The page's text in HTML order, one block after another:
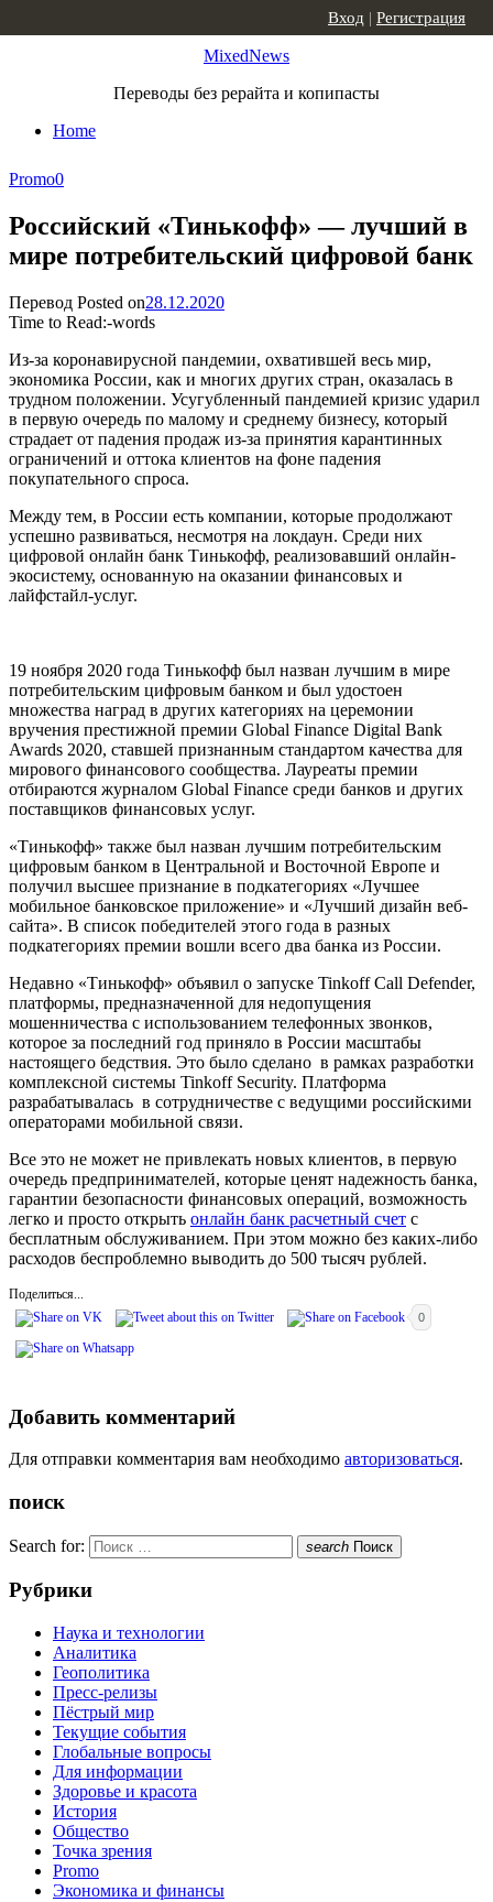
MixedNews
Переводы без рерайта и копипасты
Home
Вход | Регистрация
Promo0
Российский «Тинькофф» — лучший в
мире потребительский цифровой банк
Перевод Posted on28.12.2020
Time to Read:-words
Из-за коронавирусной пандемии, охватившей весь мир,
экономика России, как и многих других стран, оказалась в
трудном положении. Усугубленный пандемией кризис ударил
в первую очередь по малому и среднему бизнесу, который
страдает от падения продаж из-за принятия карантинных
ограничений и оттока клиентов на фоне падения
покупательного спроса.
Между тем, в России есть компании, которые продолжают
успешно развиваться, несмотря на локдаун. Среди них
цифровой онлайн банк Тинькофф, реализовавший онлайн-
экосистему, основанную на оказании финансовых и
лайфстайл-услуг.
19 ноября 2020 года Тинькофф был назван лучшим в мире
потребительским цифровым банком и был удостоен
множества наград в других категориях на церемонии
вручения престижной премии Global Finance Digital Bank
Awards 2020, ставшей признанным стандартом качества для
мирового финансового сообщества. Лауреаты премии
отбираются журналом Global Finance среди банков и других
поставщиков финансовых услуг.
«Тинькофф» также был назван лучшим потребительским
цифровым банком в Центральной и Восточной Европе и
получил высшее признание в подкатегориях «Лучшее
мобильное банковское приложение» и «Лучший дизайн веб-
сайта». В список победителей этого года в разных
подкатегориях премии вошли всего два банка из России.
Недавно «Тинькофф» объявил о запуске Tinkoff Call Defender,
платформы, предназначенной для недопущения
мошенничества с использованием телефонных звонков,
которое за последний год приняло в России масштабы
настоящего бедствия. Это было сделано в рамках разработки
комплексной системы Tinkoff Security. Платформа
разрабатывалась в сотрудничестве с ведущими российскими
операторами мобильной связи.
Все это не может не привлекать новых клиентов, в первую
очередь предпринимателей, которые ценят надежность банка,
гарантии безопасности финансовых операций, возможность
легко и просто открыть онлайн банк расчетный счет с
бесплатным обслуживанием. При этом можно без каких-либо
расходов беспроблемно выводить до 500 тысяч рублей.
Поделиться...
0
Добавить комментарий
Для отправки комментария вам необходимо авторизоваться.
поиск
Search for: search Поиск
Рубрики
Наука и технологии
Аналитика
Геополитика
Пресс-релизы
Пёстрый мир
Текущие события
Глобальные вопросы
Для информации
Здоровье и красота
История
Общество
Точка зрения
Promo
Экономика и финансы